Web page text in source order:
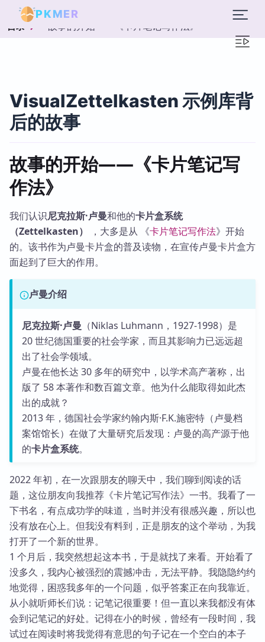
PKMER
目录 故事的开始——《卡片笔记写作法》
VisualZettelkasten 示例库背
后的故事
故事的开始——《卡片笔记写
作法》
我们认识尼克拉斯·卢曼和他的卡片盒系统
（Zettelkasten）
，大多是从 《卡片笔记写作法》开始
的。该书作为卢曼卡片盒的普及读物，在宣传卢曼卡片盒方
面起到了巨大的作用。
卢曼介绍
尼克拉斯·卢曼 （Niklas Luhmann，1927-1998）是
20 世纪德国重要的社会学家，而且其影响力已远远超
出了社会学领域。
卢曼在他长达 30 多年的研究中，以学术高产著称，出
版了 58 本著作和数百篇文章。他为什么能取得如此杰
出的成就？
2013 年，德国社会学家约翰内斯·F.K.施密特（卢曼档
案馆馆长）在做了大量研究后发现：卢曼的高产源于他
的卡片盒系统。
2022 年初，在一次跟朋友的聊天中，我们聊到阅读的话
题，这位朋友向我推荐《卡片笔记写作法》一书。我看了一
下书名，有点成功学的味道，当时并没有很感兴趣，所以也
没有放在心上。但我没有料到，正是朋友的这个举动，为我
打开了一个新的世界。
1 个月后，我突然想起这本书，于是就找了来看。开始看了
没多久，我内心被强烈的震撼冲击，无法平静。我隐隐约约
地觉得，困惑我多年的一个问题，似乎答案正在向我靠近。
从小就听师长们说：记笔记很重要！但一直以来我都没有体
会到记笔记的好处。记得在小的时候，曾经有一段时间，我
试过在阅读时将我觉得有意思的句子记在一个空白的本子